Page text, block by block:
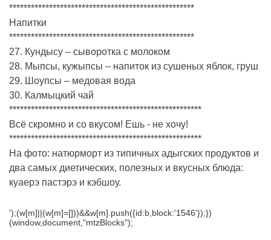
***************************************************
Напитки
***************************************************
27. Кундысу – сыворотка с молоком
28. Мыпсы, кужыпсы – напиток из сушеных яблок, груш
29. Шоупсы – медовая вода
30. Калмыцкий чай
*****************************************************
Всё скромно и со вкусом! Ешь - не хочу!
*****************************************************
На фото: натюрморт из типичных адыгских продуктов и
два самых диетических, полезных и вкусных блюда:
куаерэ пастэрэ и кэбшоу.
');(w[m]||(w[m]=[]))&&w[m].push({id:b,block:'1546'});})
(window,document,"mtzBlocks");